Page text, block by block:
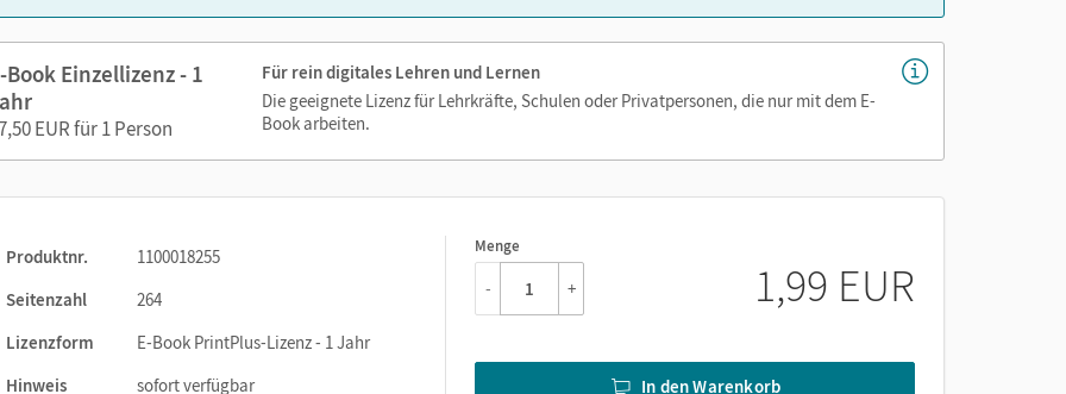
Book Einzellizenz - 1
EUR für 1 Person
Für rein digitales Lehren und Lernen
Die geeignete Lizenz für Lehrkräfte, Schulen oder Privatpersonen, die nur mit dem E-
Book arbeiten.
Produktnr.
1100018255
Seitenzahl
264
Lizenzform
E-Book PrintPlus-Lizenz - 1 Jahr
Hinweis
sofort verfügbar
Menge
1
- + 1,99 EUR
In den Warenkorb